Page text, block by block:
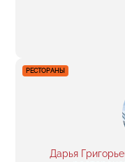
РЕСТОРАНЫ
Дарья